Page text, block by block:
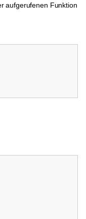
aufgerufenen Funktion